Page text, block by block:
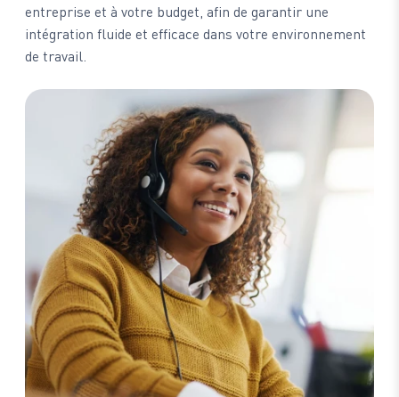
entreprise et à votre budget, afin de garantir une
intégration fluide et efficace dans votre environnement
de travail.